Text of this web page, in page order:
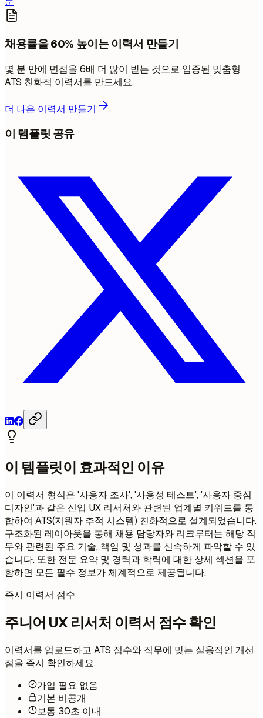
채용률을 60% 높이는 이력서 만들기
몇 분 만에 면접을 6배 더 많이 받는 것으로 입증된 맞춤형
ATS 친화적 이력서를 만드세요.
더 나은 이력서 만들기
이 템플릿 공유
이 템플릿이 효과적인 이유
이 이력서 형식은 '사용자 조사', '사용성 테스트', '사용자 중심
디자인'과 같은 신입 UX 리서처와 관련된 업계별 키워드를 통
합하여 ATS(지원자 추적 시스템) 친화적으로 설계되었습니다.
구조화된 레이아웃을 통해 채용 담당자와 리크루터는 해당 직
무와 관련된 주요 기술, 책임 및 성과를 신속하게 파악할 수 있
습니다. 또한 전문 요약 및 경력과 학력에 대한 상세 섹션을 포
함하면 모든 필수 정보가 체계적으로 제공됩니다.
즉시 이력서 점수
주니어 UX 리서처 이력서 점수 확인
이력서를 업로드하고 ATS 점수와 직무에 맞는 실용적인 개선
점을 즉시 확인하세요.
가입 필요 없음
기본 비공개
보통 30초 이내